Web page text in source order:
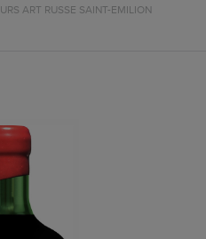
ART RUSSE SAINT-EMILION